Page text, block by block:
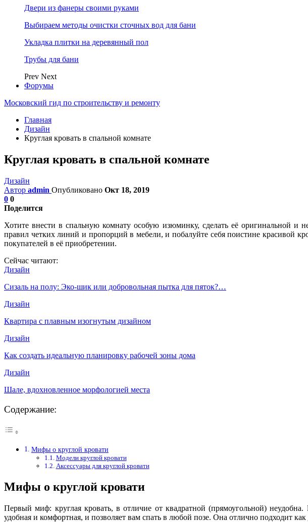
Двери из фанеры своими руками
Выбираем методы очистки сточных вод для бани
Укладка плитки на деревянный пол
Трубы для бани
Prev Next
Форумы
Московский гид по строительству и ремонту
Главная
Дизайн
Круглая кровать в спальной комнате
Круглая кровать в спальной комнате
Дизайн
Автор admin Опубликовано Окт 18, 2019
0 0
Поделится
Хотите внести в спальную комнату особую изюминку, сделать её оригинальной и
правил четких линий и пропорций в мебели, и побалуйте себя поистине красивой
покупателей в её приобретении.
Сейчас читают:
Дизайн
Сизаль на полу: Эко-шик или добровольная пытка для пяток?…
Дизайн
Квартира с плавным изогнутым дизайном
Дизайн
Как создать идеальную планировку рабочей зоны дома
Дизайн
Шале, вдохновленное морфологией места
Содержание:
Мифы о круглой кровати
Модели круглой кровати
Аксессуары для круглой кровати
Мифы о круглой кровати
Первый миф: круглая кровать, в отличие от квадратной (прямоугольной)
удобная и комфортная, и позволяет вам спать в любой позе. Она отлично подходит